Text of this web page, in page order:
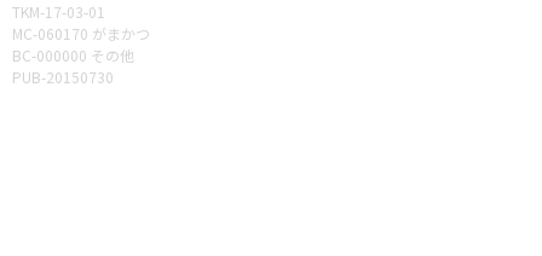
TKM-17-03-01
MC-060170 がまかつ
BC-000000 その他
PUB-20150730